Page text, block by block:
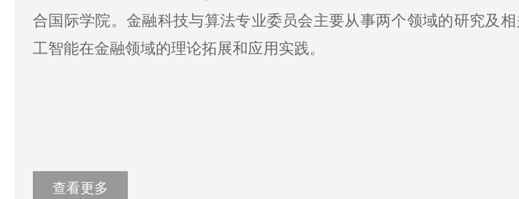
合国际学院。金融科技与算法专业委员会主要从事两个领域的研究及
工智能在金融领域的理论拓展和应用实践。
查看更多